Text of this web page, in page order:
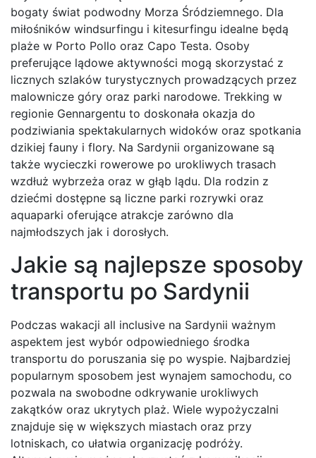
bogaty świat podwodny Morza Śródziemnego. Dla
miłośników windsurfingu i kitesurfingu idealne będą
plaże w Porto Pollo oraz Capo Testa. Osoby
preferujące lądowe aktywności mogą skorzystać z
licznych szlaków turystycznych prowadzących przez
malownicze góry oraz parki narodowe. Trekking w
regionie Gennargentu to doskonała okazja do
podziwiania spektakularnych widoków oraz spotkania
dzikiej fauny i flory. Na Sardynii organizowane są
także wycieczki rowerowe po urokliwych trasach
wzdłuż wybrzeża oraz w głąb lądu. Dla rodzin z
dziećmi dostępne są liczne parki rozrywki oraz
aquaparki oferujące atrakcje zarówno dla
najmłodszych jak i dorosłych.
Jakie są najlepsze sposoby
transportu po Sardynii
Podczas wakacji all inclusive na Sardynii ważnym
aspektem jest wybór odpowiedniego środka
transportu do poruszania się po wyspie. Najbardziej
popularnym sposobem jest wynajem samochodu, co
pozwala na swobodne odkrywanie urokliwych
zakątków oraz ukrytych plaż. Wiele wypożyczalni
znajduje się w większych miastach oraz przy
lotniskach, co ułatwia organizację podróży.